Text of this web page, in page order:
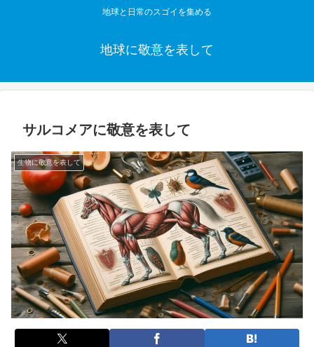
地球と日常のスゴイを集める
地球に敬意を表して
サルコメアに敬意を表して
生物に敬意を表して